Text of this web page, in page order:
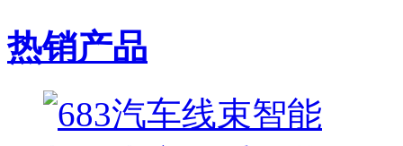
热销产品